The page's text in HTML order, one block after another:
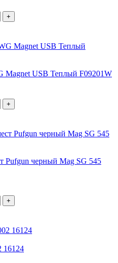
+
Magnet USB Теплый F09201W
+
Pufgun черный Mag SG 545
+
16124